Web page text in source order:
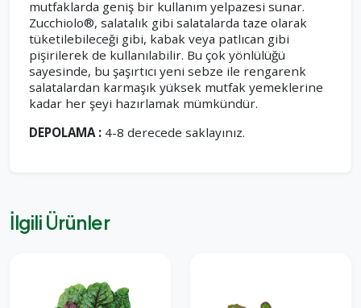
mutfaklarda geniş bir kullanım yelpazesi sunar.
Zucchiolo®, salatalık gibi salatalarda taze olarak
tüketilebileceği gibi, kabak veya patlıcan gibi
pişirilerek de kullanılabilir. Bu çok yönlülüğü
sayesinde, bu şaşırtıcı yeni sebze ile rengarenk
salatalardan karmaşık yüksek mutfak yemeklerine
kadar her şeyi hazırlamak mümkündür.
DEPOLAMA : 4-8 derecede saklayınız.
İlgili Ürünler